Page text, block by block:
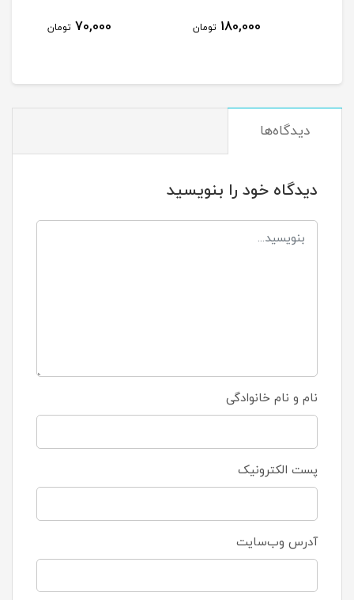
تومان تومان
دیدگاه‌ها
دیدگاه خود را بنویسید
نام و نام خانوادگی
پست الکترونیک
آدرس وب‌سایت